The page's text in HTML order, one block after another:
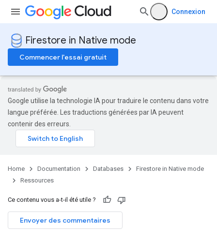
Connexion
Firestore in Native mode
Commencer l'essai gratuit
Google utilise la technologie IA pour traduire le contenu dans votre
langue préférée. Les traductions générées par IA peuvent
contenir des erreurs.
Home Documentation Databases
Firestore in Native mode
Ressources
Ce contenu vous a-t-il été utile ?
Envoyer des commentaires